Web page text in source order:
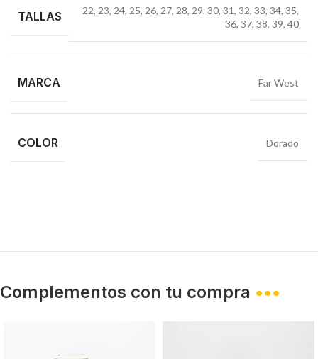
TALLAS 22, 23, 24, 25, 26, 27, 28, 29, 30, 31, 32, 33, 34, 35,
36, 37, 38, 39, 40
MARCA Far West
COLOR Dorado
Complementos con tu compra •••